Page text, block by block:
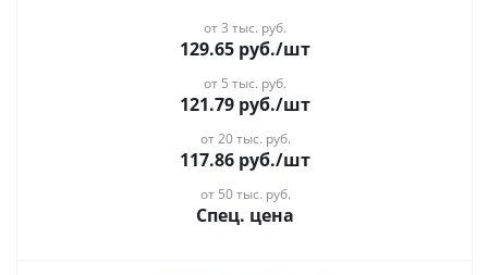
от 3 тыс. руб.
129.65 руб./шт
от 5 тыс. руб.
121.79 руб./шт
от 20 тыс. руб.
117.86 руб./шт
от 50 тыс. руб.
Спец. цена